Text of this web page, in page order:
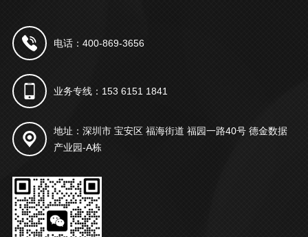
电话：400-869-3656
业务专线：153 6151 1841
地址：深圳市 宝安区 福海街道 福园一路40号 德金数据
产业园-A栋